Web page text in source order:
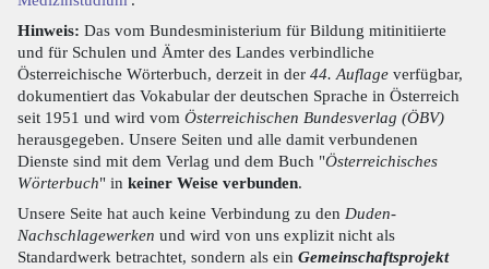
Hinweis: Das vom Bundesministerium für Bildung mitinitiierte
und für Schulen und Ämter des Landes verbindliche
Österreichische Wörterbuch, derzeit in der 44. Auflage verfügbar,
dokumentiert das Vokabular der deutschen Sprache in Österreich
seit 1951 und wird vom Österreichischen Bundesverlag (ÖBV)
herausgegeben. Unsere Seiten und alle damit verbundenen
Dienste sind mit dem Verlag und dem Buch "Österreichisches
Wörterbuch" in keiner Weise verbunden.
Unsere Seite hat auch keine Verbindung zu den Duden-
Nachschlagewerken und wird von uns explizit nicht als
Standardwerk betrachtet, sondern als ein Gemeinschaftsprojekt